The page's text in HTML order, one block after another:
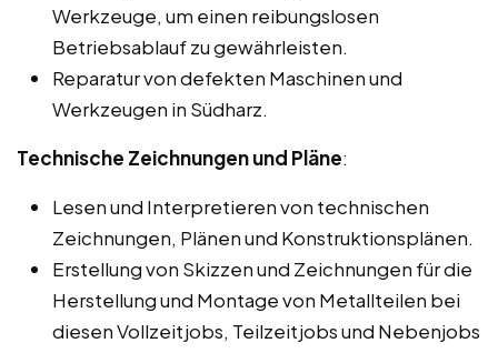
Werkzeuge, um einen reibungslosen
Betriebsablauf zu gewährleisten.
Reparatur von defekten Maschinen und
Werkzeugen in Südharz.
Technische Zeichnungen und Pläne:
Lesen und Interpretieren von technischen
Zeichnungen, Plänen und Konstruktionsplänen.
Erstellung von Skizzen und Zeichnungen für die
Herstellung und Montage von Metallteilen bei
diesen Vollzeitjobs, Teilzeitjobs und Nebenjobs